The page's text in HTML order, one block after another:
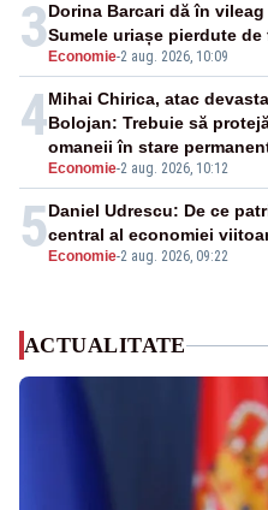
3 Economie-2 aug. 2026, 10:09
Dorina Barcari dă în
Sumele uriașe pierdute de
4
Economie-2 aug. 2026, 10:12
Mihai Chirica, atac
Bolojan: Trebuie să
omaneii în stare
5 Economie-2 aug. 2026, 09:22
Daniel Udrescu: De ce
central al economiei
ACTUALITATE